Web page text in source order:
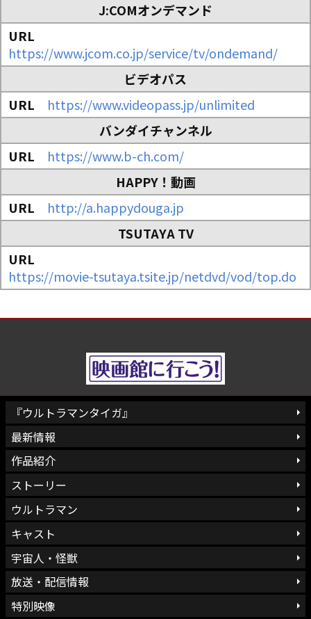
J:COMオンデマンド
https://www.jcom.co.jp/service/tv/ondemand/
ビデオパス
https://www.videopass.jp/unlimited
バンダイチャンネル
https://www.b-ch.com/
HAPPY！動画
http://a.happydouga.jp
TSUTAYA TV
https://movie-tsutaya.tsite.jp/netdvd/vod/top.do
『ウルトラマンタイガ』
最新情報
作品紹介
ストーリー
ウルトラマン
キャスト
宇宙人・怪獣
放送・配信情報
特別映像